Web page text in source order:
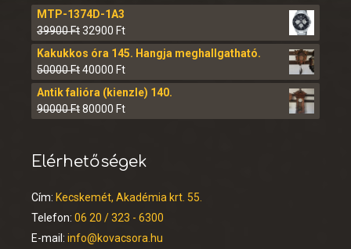
MTP-1374D-1A3
39900Ft32900 Ft
Kakukkos óra 145. Hangja meghallgatható.
50000Ft40000 Ft
Antik falióra (kienzle) 140.
90000Ft80000 Ft
Elérhetőségek
Cím: Kecskemét, Akadémia krt. 55.
Telefon: 06 20 / 323 - 6300
E-mail: info@kovacsora.hu